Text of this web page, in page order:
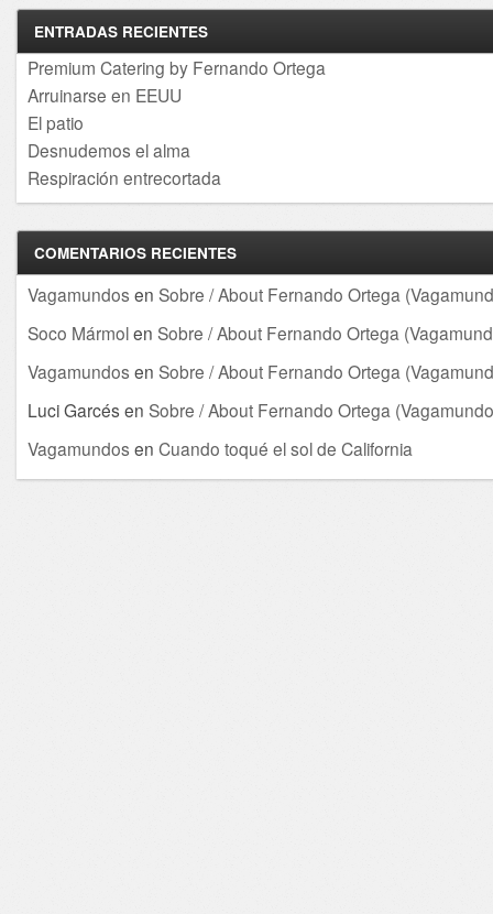
ENTRADAS RECIENTES
Premium Catering by Fernando Ortega
Arruinarse en EEUU
El patio
Desnudemos el alma
Respiración entrecortada
COMENTARIOS RECIENTES
Vagamundos en Sobre / About Fernando Ortega
Soco Mármolen Sobre / About Fernando Ortega
Vagamundos en Sobre / About Fernando Ortega
Luci Garcés en Sobre / About Fernando Ortega
Vagamundos en Cuando toqué el sol de California